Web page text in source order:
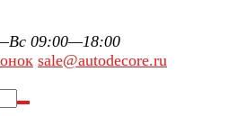
09:00—18:00
sale@autodecore.ru